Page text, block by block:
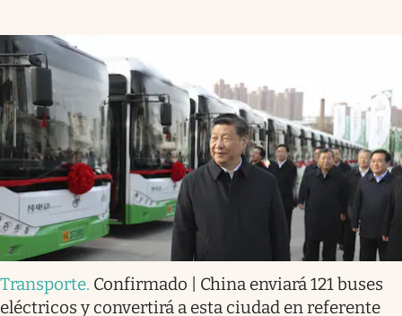
Transporte. Confirmado | China enviará 121 buses
eléctricos y convertirá a esta ciudad en referente